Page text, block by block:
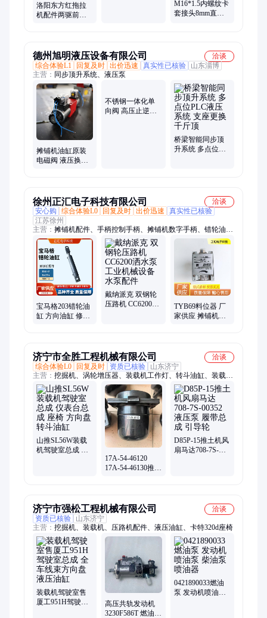
洛阳东方红拖拉
机配件两驱前桥
M16*1.5内螺纹卡
套接头8mm直通
德州旭明液压设备有限公司
洽谈
综合体验L1
回复及时 出价迅速 真实性已核验
山东淄博
主营： 同步顶升系统、液压泵
摊铺机油缸原装
电磁阀 液压换向
不锈钢一体化单
向阀 高压止逆阀
桥梁智能同步顶
升系统 多点位
徐州正汇电子科技有限公司
洽谈
安心购
综合体验L0 回复及时 出价迅速
真实性已核验
江苏徐州
主营： 摊铺机配件、手柄控制手柄、摊铺机数字手柄、错轮油
缸、找平仪、边控盒、横坡仪、36束平衡梁、电源总开关、拉绳
传感器、空气滤、铣刨机保护装置滑轨、震荡驱动皮带、发动机
下水管
宝马格203错轮油
缸 方向油缸 修理
戴纳派克 双钢轮
压路机 CC6200洒
TYB69料位器 厂
家供应 摊铺机配
济宁市全胜工程机械有限公司
洽谈
综合体验L0
回复及时 资质已核验
山东济宁
主营： 挖掘机、涡轮增压器、装载机工作灯、转斗油缸、装载机
机油滤芯
山推SL56W装载
机驾驶室总成 仪
17A-54-46120
17A-54-46130推土
D85P-15推土机风
扇马达708-7S-
济宁市强松工程机械有限公司
洽谈
资质已核验
山东济宁
主营： 挖掘机、装载机、压路机配件、液压油缸、卡特320d座椅
装载机驾驶室售
厦工951H驾驶室
高压共轨发动机
3230F586T 燃油泵
0421890033燃油
泵 发动机喷油泵